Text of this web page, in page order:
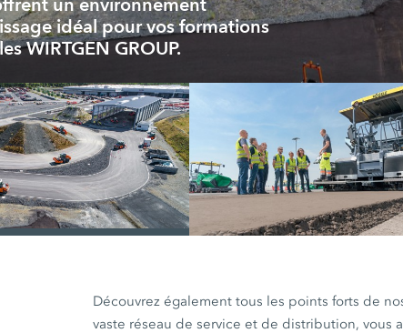
idéal pour vos formations
WIRTGEN GROUP.
Découvrez également tous les points forts de
vaste réseau de service et de distribution,